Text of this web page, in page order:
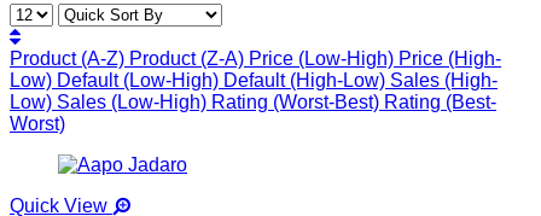
Product (A-Z) Product (Z-A) Price (Low-High) Price (High-
Low) Default (Low-High) Default (High-Low) Sales (High-
Low) Sales (Low-High) Rating (Worst-Best) Rating (Best-
Worst)
Quick View